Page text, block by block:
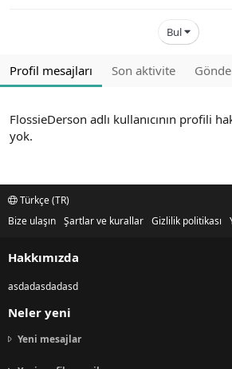
Bul
Profil mesajları Son aktivite
FlossieDerson adlı kullanıcının profili
yok.
Türkçe (TR)
Bize ulaşın Şartlar ve kurallar Gizlilik politikası
Hakkımızda
asdadasdadasd
Neler yeni
Yeni mesajlar